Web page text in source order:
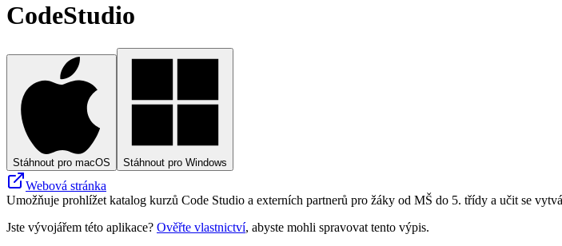
CodeStudio
Stáhnout pro macOS Stáhnout pro Windows
Webová stránka
Umožňuje prohlížet katalog kurzů Code Studio a externích partnerů pro žáky od MŠ do 5. třídy a učit se
Jste vývojářem této aplikace? Ověřte vlastnictví, abyste mohli spravovat tento výpis.